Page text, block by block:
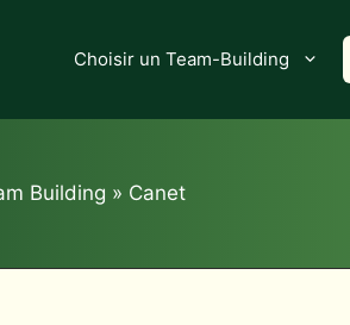
Choisir un Team-Building
Building » Canet